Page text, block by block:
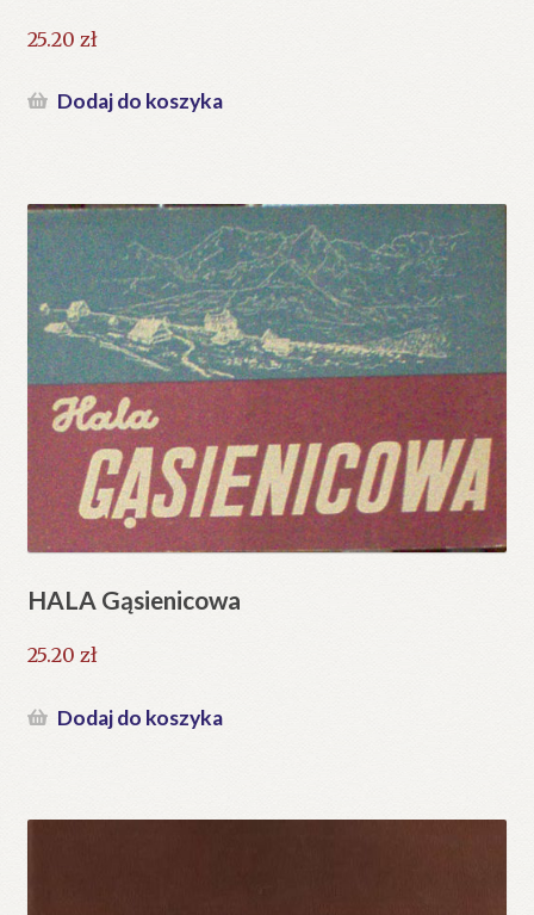
25.20 zł
Dodaj do koszyka
HALA Gąsienicowa
25.20 zł
Dodaj do koszyka